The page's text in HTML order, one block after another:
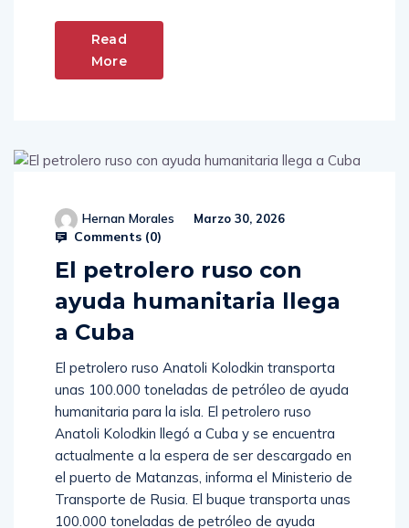
Read
More
Hernan Morales Marzo 30, 2026
Comments (0)
El petrolero ruso con
ayuda humanitaria llega
a Cuba
El petrolero ruso Anatoli Kolodkin transporta
unas 100.000 toneladas de petróleo de ayuda
humanitaria para la isla. El petrolero ruso
Anatoli Kolodkin llegó a Cuba y se encuentra
actualmente a la espera de ser descargado en
el puerto de Matanzas, informa el Ministerio de
Transporte de Rusia. El buque transporta unas
100.000 toneladas de petróleo de ayuda